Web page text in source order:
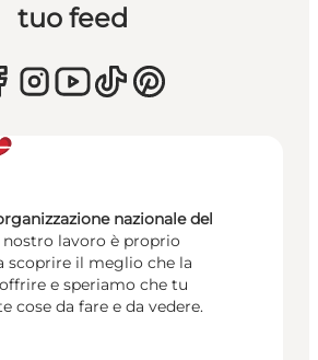
tuo feed
nazionale del
nostro lavoro è proprio
scoprire il meglio che la
e speriamo che tu
cose da fare e da vedere.